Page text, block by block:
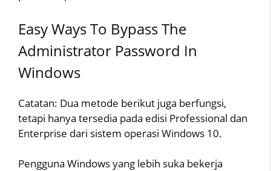
Easy Ways To Bypass The
Administrator Password In
Windows
Catatan: Dua metode berikut juga berfungsi,
tetapi hanya tersedia pada edisi Professional dan
Enterprise dari sistem operasi Windows 10.
Pengguna Windows yang lebih suka bekerja